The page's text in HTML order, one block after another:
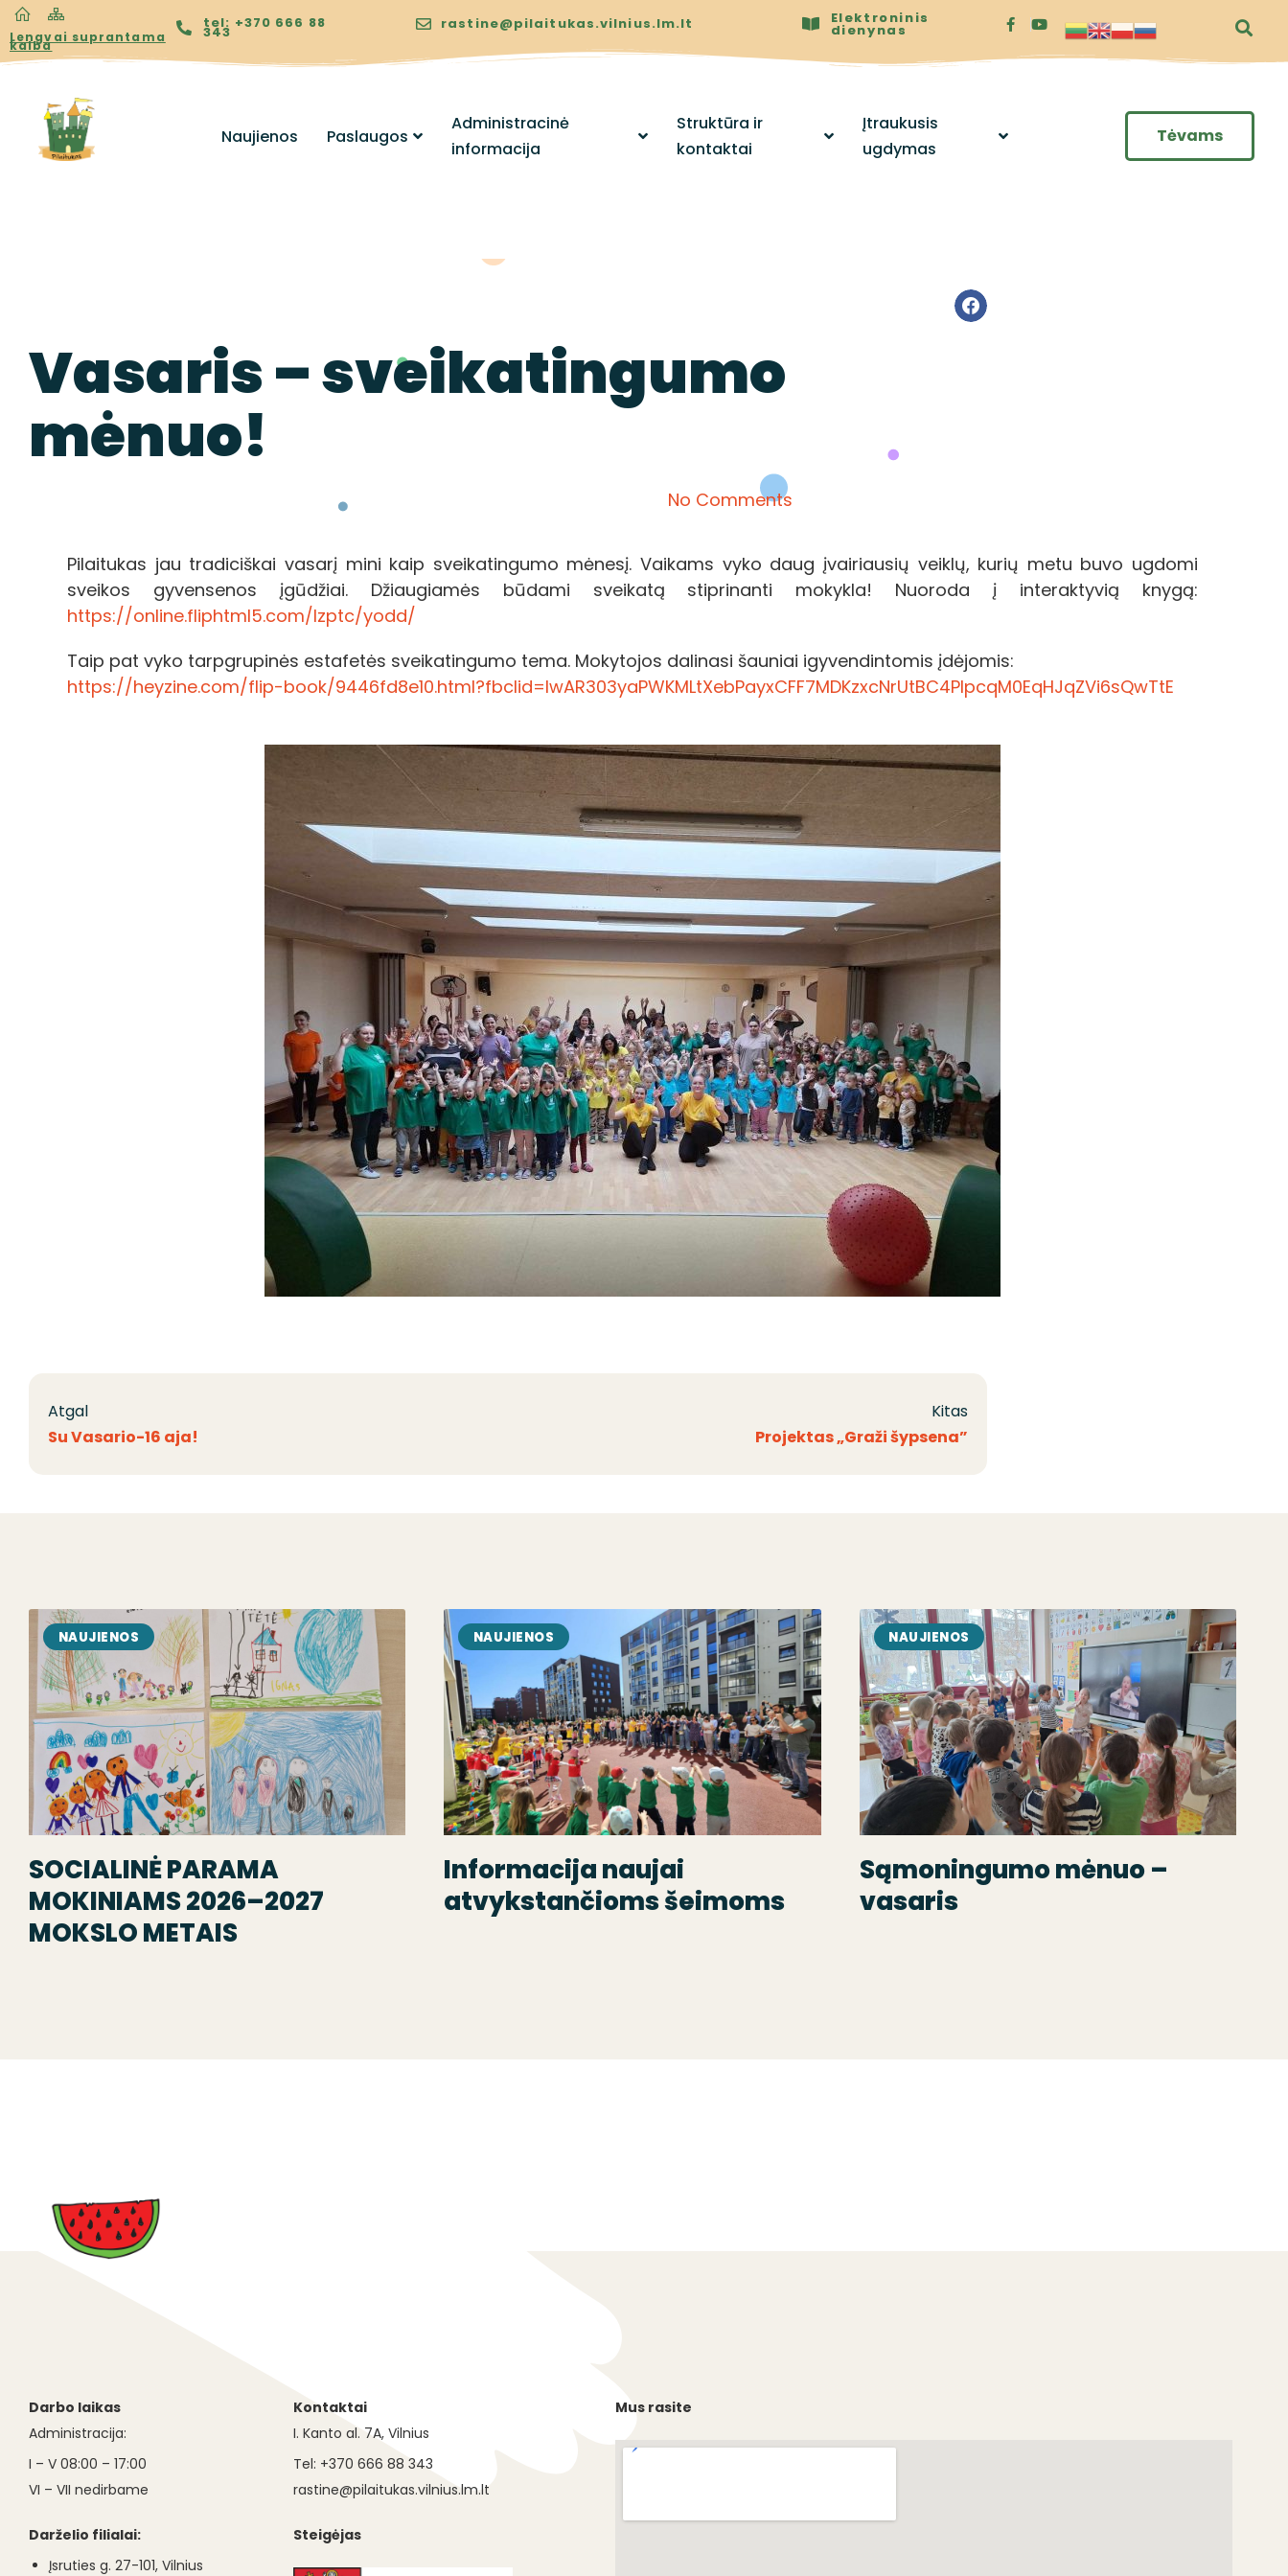
Lengvai suprantama
kalba
tel: +370 666 88
343 rastine@pilaitukas.vilnius.lm.lt Elektroninis
dienynas
Naujienos Paslaugos
Administracinė
informacija
Struktūra ir
kontaktai
Įtraukusis
ugdymas
Tėvams
Vasaris – sveikatingumo
mėnuo!
No Comments
Pilaitukas jau tradiciškai vasarį mini kaip sveikatingumo mėnesį. Vaikams vyko daug įvairiausių veiklų, kurių metu buvo ugdomi
sveikos gyvensenos įgūdžiai. Džiaugiamės būdami sveikatą stiprinanti mokykla! Nuoroda į interaktyvią knygą:
https://online.fliphtml5.com/lzptc/yodd/
Taip pat vyko tarpgrupinės estafetės sveikatingumo tema. Mokytojos dalinasi šauniai igyvendintomis įdėjomis:
https://heyzine.com/flip-book/9446fd8e10.html?fbclid=IwAR303yaPWKMLtXebPayxCFF7MDKzxcNrUtBC4PlpcqM0EqHJqZVi6sQwTtE
Atgal
Su Vasario-16 aja!
Kitas
Projektas „Graži šypsena”
NAUJIENOS
SOCIALINĖ PARAMA
MOKINIAMS 2026–2027
MOKSLO METAIS
NAUJIENOS
Informacija naujai
atvykstančioms šeimoms
NAUJIENOS
Sąmoningumo mėnuo –
vasaris
Darbo laikas
Administracija:
I – V 08:00 – 17:00
VI – VII nedirbame
Darželio filialai:
Įsruties g. 27-101, Vilnius
Kontaktai
I. Kanto al. 7A, Vilnius
Tel: +370 666 88 343
rastine@pilaitukas.vilnius.lm.lt
Steigėjas
Mus rasite